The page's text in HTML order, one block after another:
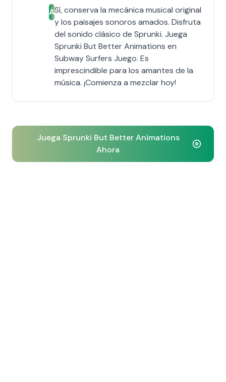
ASí, conserva la mecánica musical original
y los paisajes sonoros amados. Disfruta
del sonido clásico de Sprunki. Juega
Sprunki But Better Animations en
Subway Surfers Juego. Es
imprescindible para los amantes de la
música. ¡Comienza a mezclar hoy!
Juega Sprunki But Better Animations
Ahora